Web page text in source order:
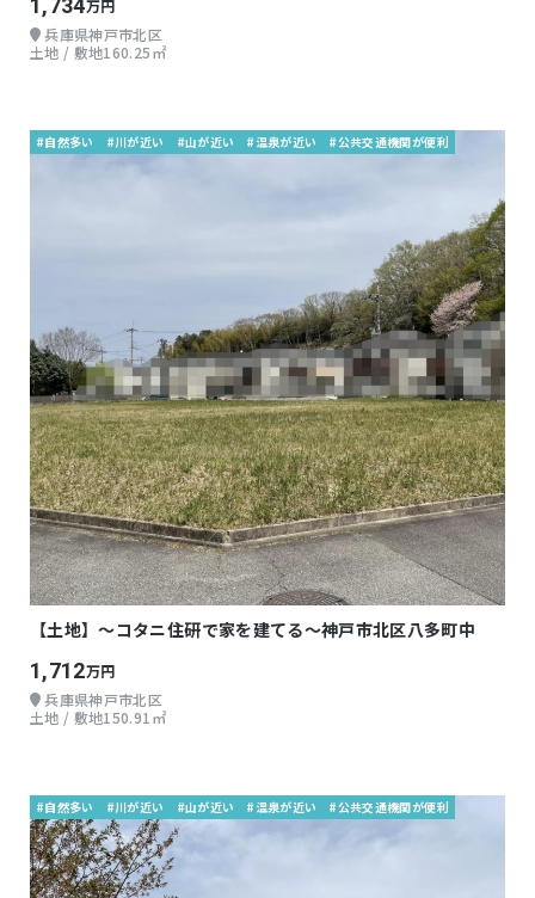
1,734万円
兵庫県神戸市北区
土地 / 敷地160.25㎡
#自然多い #川が近い #山が近い #温泉が近い #公共交通機関が便利
【土地】～コタニ住研で家を建てる～神戸市北区八多町中
1,712万円
兵庫県神戸市北区
土地 / 敷地150.91㎡
#自然多い #川が近い #山が近い #温泉が近い #公共交通機関が便利